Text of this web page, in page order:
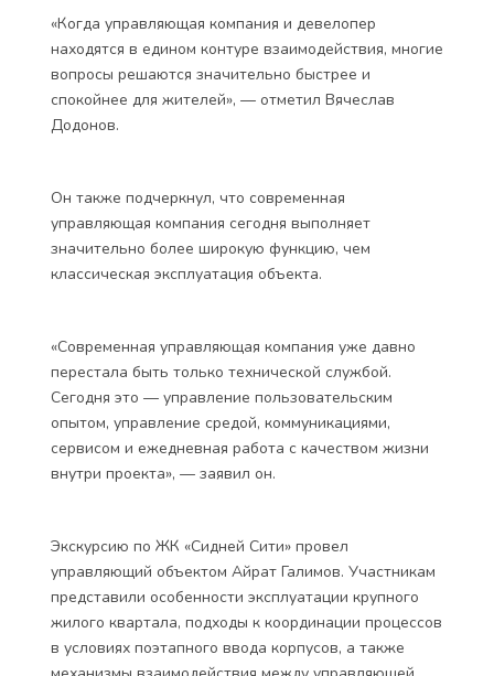
«Когда управляющая компания и девелопер
находятся в едином контуре взаимодействия, многие
вопросы решаются значительно быстрее и
спокойнее для жителей», — отметил Вячеслав
Додонов.
Он также подчеркнул, что современная
управляющая компания сегодня выполняет
значительно более широкую функцию, чем
классическая эксплуатация объекта.
«Современная управляющая компания уже давно
перестала быть только технической службой.
Сегодня это — управление пользовательским
опытом, управление средой, коммуникациями,
сервисом и ежедневная работа с качеством жизни
внутри проекта», — заявил он.
Экскурсию по ЖК «Сидней Сити» провел
управляющий объектом Айрат Галимов. Участникам
представили особенности эксплуатации крупного
жилого квартала, подходы к координации процессов
в условиях поэтапного ввода корпусов, а также